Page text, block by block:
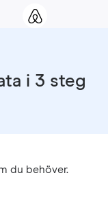
i 3 steg
du behöver.